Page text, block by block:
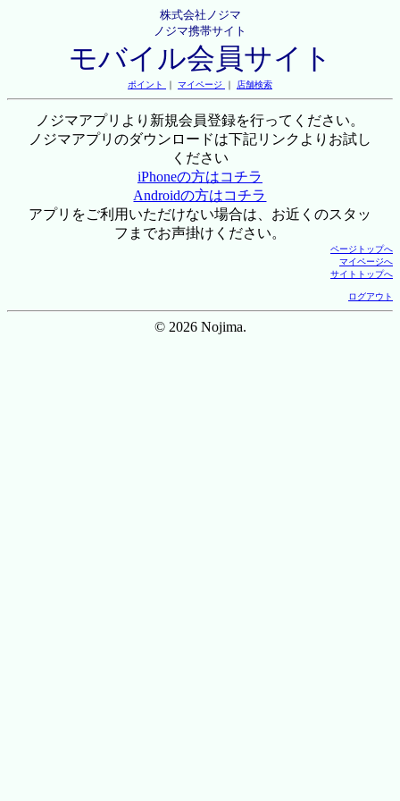
株式会社ノジマ
ノジマ携帯サイト
モバイル会員サイト
ポイント ｜ マイページ ｜ 店舗検索
ノジマアプリより新規会員登録を行ってください。
ノジマアプリのダウンロードは下記リンクよりお試し
ください
iPhoneの方はコチラ
Androidの方はコチラ
アプリをご利用いただけない場合は、お近くのスタッ
フまでお声掛けください。
ページトップへ
マイページへ
サイトトップへ
ログアウト
© 2026 Nojima.